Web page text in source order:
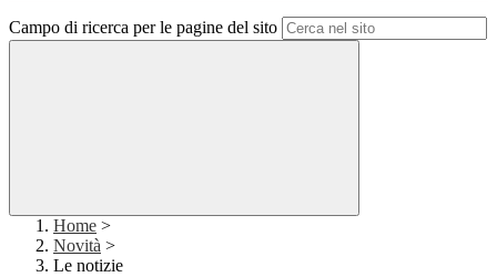
Campo di ricerca per le pagine del sito
Home >
Novità >
Le notizie